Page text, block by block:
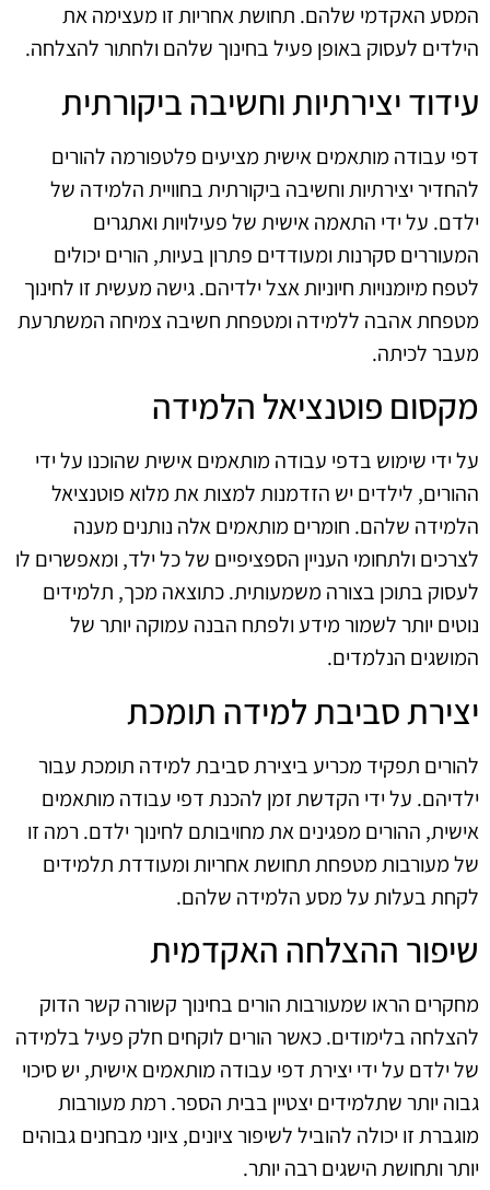
המסע האקדמי שלהם. תחושת אחריות זו מעצימה את
הילדים לעסוק באופן פעיל בחינוך שלהם ולחתור להצלחה.
עידוד יצירתיות וחשיבה ביקורתית
דפי עבודה מותאמים אישית מציעים פלטפורמה להורים
להחדיר יצירתיות וחשיבה ביקורתית בחוויית הלמידה של
ילדם. על ידי התאמה אישית של פעילויות ואתגרים
המעוררים סקרנות ומעודדים פתרון בעיות, הורים יכולים
לטפח מיומנויות חיוניות אצל ילדיהם. גישה מעשית זו לחינוך
מטפחת אהבה ללמידה ומטפחת חשיבה צמיחה המשתרעת
מעבר לכיתה.
מקסום פוטנציאל הלמידה
על ידי שימוש בדפי עבודה מותאמים אישית שהוכנו על ידי
ההורים, לילדים יש הזדמנות למצות את מלוא פוטנציאל
הלמידה שלהם. חומרים מותאמים אלה נותנים מענה
לצרכים ולתחומי העניין הספציפיים של כל ילד, ומאפשרים לו
לעסוק בתוכן בצורה משמעותית. כתוצאה מכך, תלמידים
נוטים יותר לשמור מידע ולפתח הבנה עמוקה יותר של
המושגים הנלמדים.
יצירת סביבת למידה תומכת
להורים תפקיד מכריע ביצירת סביבת למידה תומכת עבור
ילדיהם. על ידי הקדשת זמן להכנת דפי עבודה מותאמים
אישית, ההורים מפגינים את מחויבותם לחינוך ילדם. רמה זו
של מעורבות מטפחת תחושת אחריות ומעודדת תלמידים
לקחת בעלות על מסע הלמידה שלהם.
שיפור ההצלחה האקדמית
מחקרים הראו שמעורבות הורים בחינוך קשורה קשר הדוק
להצלחה בלימודים. כאשר הורים לוקחים חלק פעיל בלמידה
של ילדם על ידי יצירת דפי עבודה מותאמים אישית, יש סיכוי
גבוה יותר שתלמידים יצטיין בבית הספר. רמת מעורבות
מוגברת זו יכולה להוביל לשיפור ציונים, ציוני מבחנים גבוהים
יותר ותחושת הישגים רבה יותר.